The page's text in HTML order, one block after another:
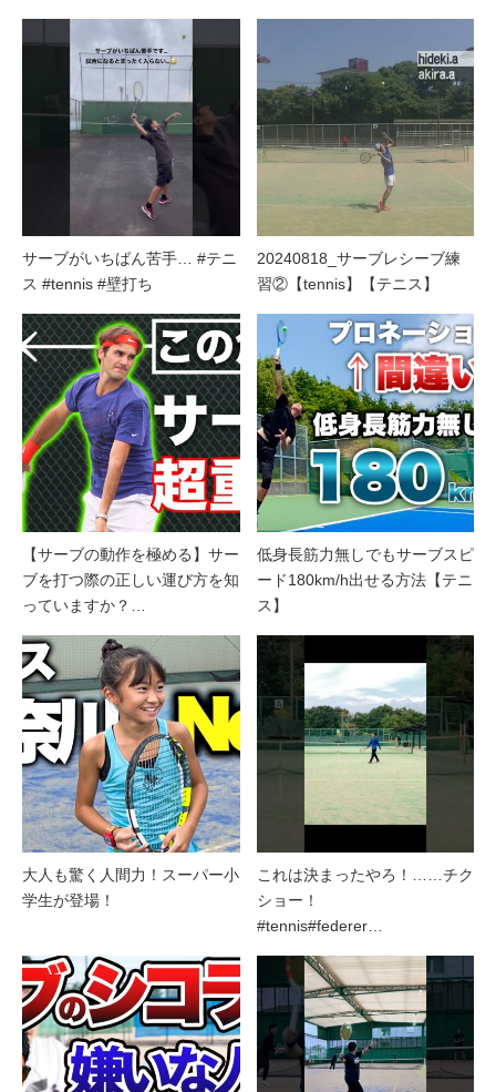
サーブがいちばん苦手… #テニ
ス #tennis #壁打ち
20240818_サーブレシーブ練
習②【tennis】【テニス】
【サーブの動作を極める】サー
ブを打つ際の正しい運び方を知
っていますか？…
低身長筋力無しでもサーブスピ
ード180km/h出せる方法【テニ
ス】
大人も驚く人間力！スーパー小
学生が登場！
これは決まったやろ！……チク
ショー！
#tennis#federer…